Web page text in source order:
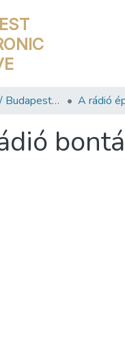
A jövő emlékei / Budapest ma A rádió